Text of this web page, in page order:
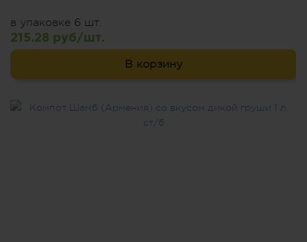
в упаковке 6 шт.
215.28 руб/шт.
В корзину